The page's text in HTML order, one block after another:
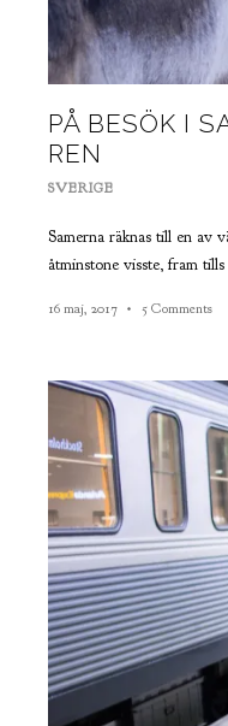
PÅ BESÖK I
REN
SVERIGE
Samerna räknas till en av
åtminstone visste, fram
16 maj, 2017 5 Comments